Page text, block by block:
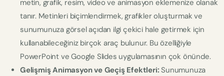
metin, grafik, resim, video ve animasyon eklemenize olanak
tanır. Metinleri biçimlendirmek, grafikler oluşturmak ve
sunumunuza görsel açıdan ilgi çekici hale getirmek için
kullanabileceğiniz birçok araç bulunur. Bu özelliğiyle
PowerPoint ve Google Slides uygulamasının çok önünde.
Gelişmiş Animasyon ve Geçiş Efektleri: Sunumunuza